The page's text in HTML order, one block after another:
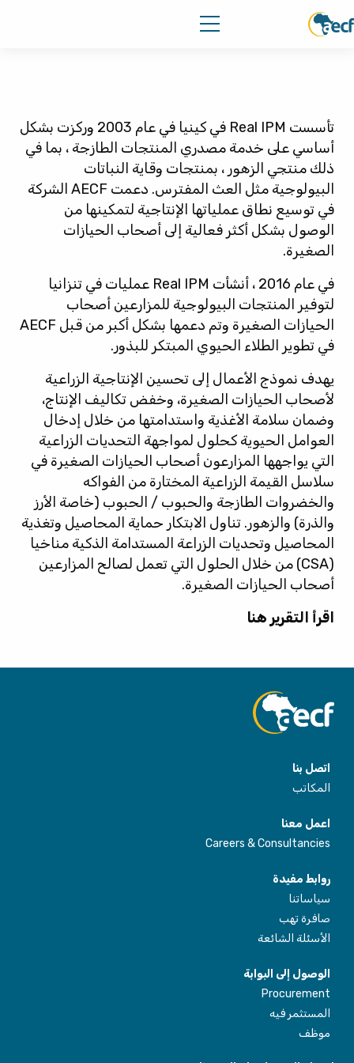
تأسست Real IPM في كينيا في عام 2003 وركزت بشكل
أساسي على خدمة مصدري المنتجات الطازجة ، بما في
ذلك منتجي الزهور ، بمنتجات وقاية النباتات
البيولوجية مثل العث المفترس. دعمت AECF الشركة
في توسيع نطاق عملياتها الإنتاجية لتمكينها من
الوصول بشكل أكثر فعالية إلى أصحاب الحيازات
الصغيرة.
في عام 2016 ، أنشأت Real IPM عمليات في تنزانيا
لتوفير المنتجات البيولوجية للمزارعين أصحاب
الحيازات الصغيرة وتم دعمها بشكل أكبر من قبل AECF
في تطوير الطلاء الحيوي المبتكر للبذور.
يهدف نموذج الأعمال إلى تحسين الإنتاجية الزراعية
لأصحاب الحيازات الصغيرة، وخفض تكاليف الإنتاج،
وضمان سلامة الأغذية واستدامتها من خلال إدخال
العوامل الحيوية كحلول لمواجهة التحديات الزراعية
التي يواجهها المزارعون أصحاب الحيازات الصغيرة في
سلاسل القيمة الزراعية المختارة من الفواكه
والخضروات الطازجة والحبوب / الحبوب (خاصة الأرز
والذرة) والزهور. تناول الابتكار حماية المحاصيل وتغذية
المحاصيل وتحديات الزراعة المستدامة الذكية مناخيا
(CSA) من خلال الحلول التي تعمل لصالح المزارعين
أصحاب الحيازات الصغيرة.
اقرأ التقرير هنا
اتصل بنا
المكاتب
اعمل معنا
Careers & Consultancies
روابط مفيدة
سياساتنا
صافرة تهب
الأسئلة الشائعة
الوصول إلى البوابة
Procurement
المستثمر فيه
موظف